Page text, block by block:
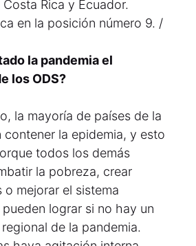
Rica y Ecuador.
en la posición número 9. /
la pandemia el
los ODS?
la mayoría de países de la
contener la epidemia, y esto
todos los demás
la pobreza, crear
o mejorar el sistema
lograr si no hay un
de la pandemia.